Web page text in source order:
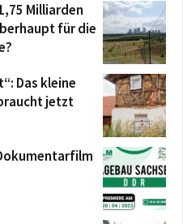
Milliarden
für die
Das kleine
jetzt